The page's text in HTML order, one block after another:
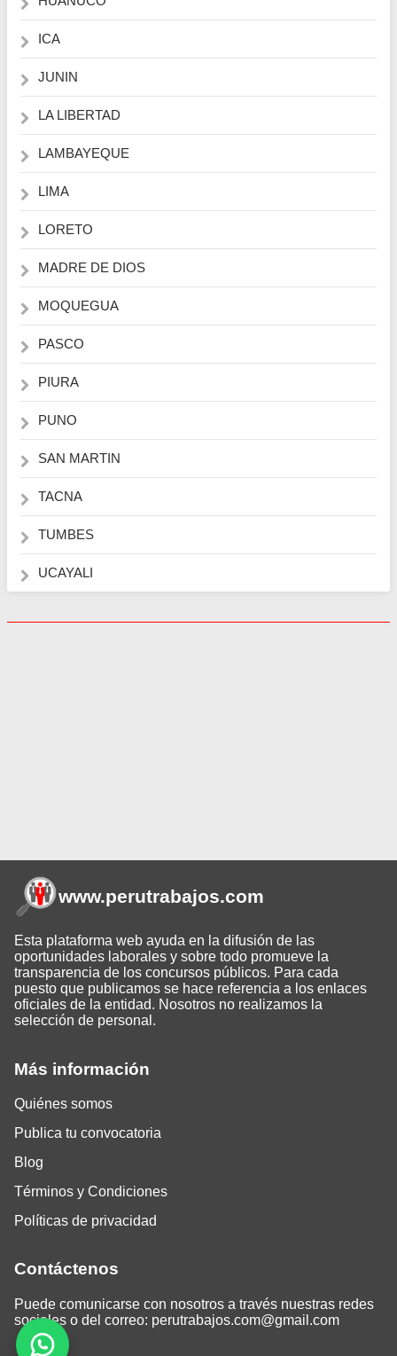
ICA
JUNIN
LA LIBERTAD
LAMBAYEQUE
LIMA
LORETO
MADRE DE DIOS
MOQUEGUA
PASCO
PIURA
PUNO
SAN MARTIN
TACNA
TUMBES
UCAYALI
Más información
Quiénes somos
Publica tu convocatoria
Blog
Términos y Condiciones
Políticas de privacidad
Contáctenos
Puede comunicarse con nosotros a través nuestras redes
sociales o del correo: perutrabajos.com@gmail.com
www.perutrabajos.com
Esta plataforma web ayuda en la difusión de las
oportunidades laborales y sobre todo promueve la
transparencia de los concursos públicos. Para cada
puesto que publicamos se hace referencia a los enlaces
oficiales de la entidad. Nosotros no realizamos la
selección de personal.